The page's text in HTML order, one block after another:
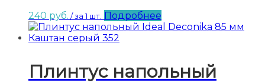
240 руб. / за 1 шт. Подробнее
Плинтус напольный